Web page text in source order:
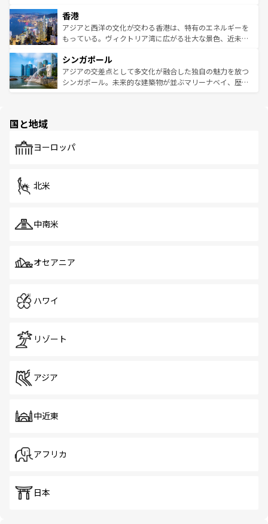
とつ。フォーやバインミー、ベトナムコーヒーなどは、ぜ
ひ現地で味わいたい。どの地域を訪れてもあたたかい人々
が旅行者を迎えてくれるので、きっと忘れられない旅にな
参照してほしい。
の活気が交差している。北部ではチェンマイなどの山岳地
帯で自然と触れ合い、南部ではプーケットやクラビの美し
いビーチでリゾート気分を楽しむことができる。タイ料理
激する。気候は一年中温暖で、どの季節にも異なる楽しみ
が待っている。親しみやすいタイの人々、仏教を中心とし
た文化、そして多様な観光資源が、訪れる旅人を魅了し続
香港
アジアと西洋の文化が交わる香港は、特有のエネルギーを
もっている。ヴィクトリア湾に広がる壮大な景色、近未来
み、どこを訪れても感動するはず。観光スポットが密集し
ており、効率よく見どころを回れるのも魅力。息をのむよ
うな絶景から文化的な体験まで、香港を存分に楽しみ尽く
シンガポール
アジアの交差点として多文化が融合した独自の魅力を放つ
シンガポール。未来的な建築物が並ぶマリーナベイ、歴史
で、ホーカーズは地元の風情を楽しめる外せないスポット
国と地域
ヨーロッパ
北米
中南米
オセアニア
ハワイ
リゾート
アジア
中近東
アフリカ
日本